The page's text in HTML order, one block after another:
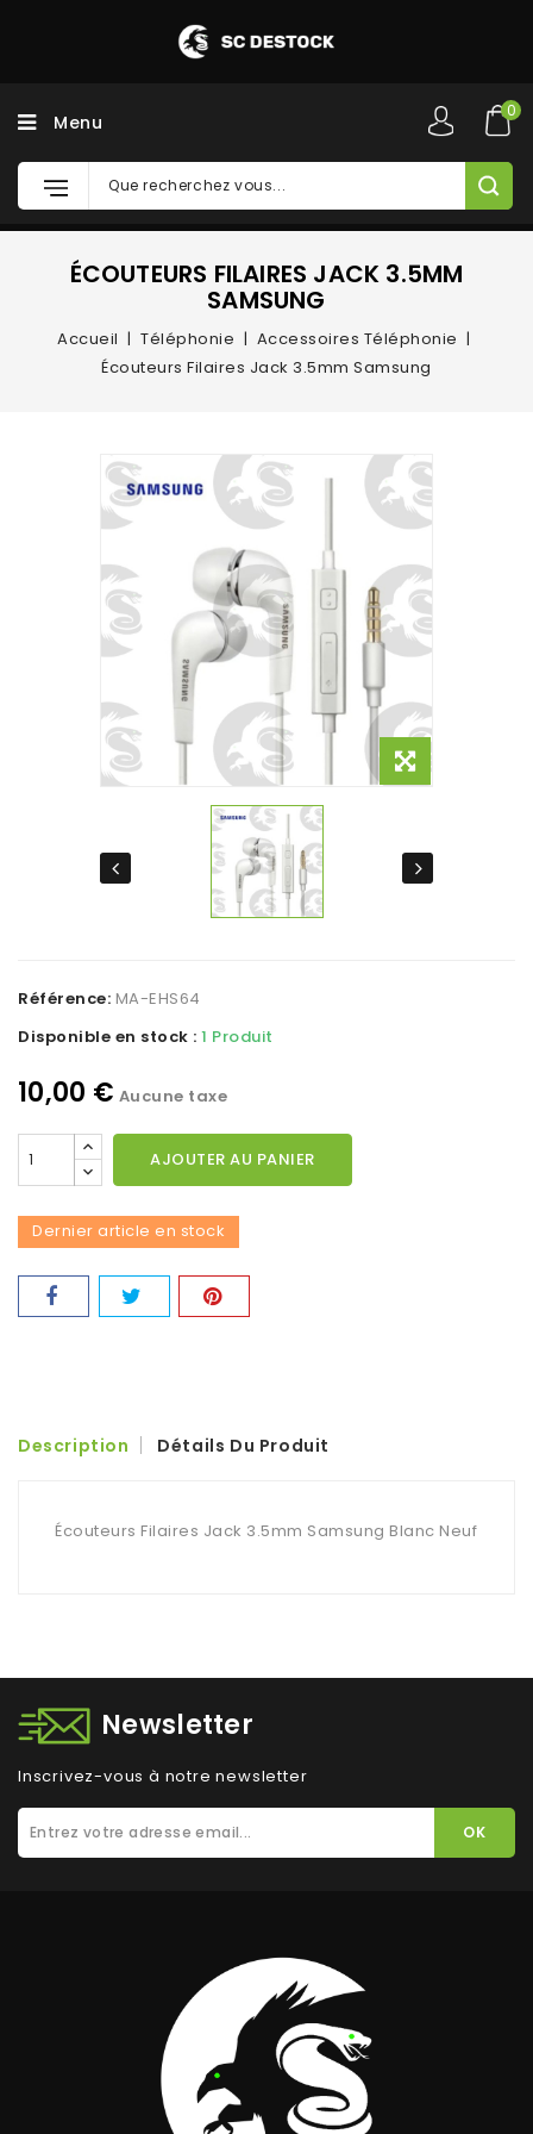
Menu
0
ÉCOUTEURS FILAIRES JACK 3.5MM
SAMSUNG
Accueil Téléphonie
Accessoires Téléphonie
Écouteurs Filaires Jack 3.5mm Samsung
Référence: MA-EHS64
Disponible en stock : 1 Produit
10,00 € Aucune taxe
AJOUTER AU PANIER
Dernier article en stock
Description Détails Du Produit
Écouteurs Filaires Jack 3.5mm Samsung Blanc Neuf
Newsletter
Inscrivez-vous à notre newsletter